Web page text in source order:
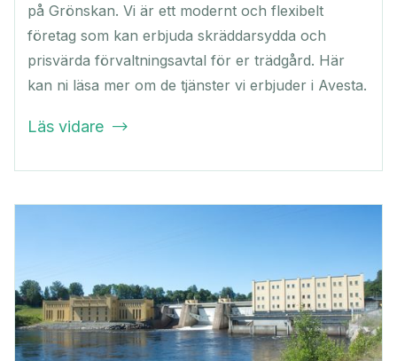
på Grönskan. Vi är ett modernt och flexibelt
företag som kan erbjuda skräddarsydda och
prisvärda förvaltningsavtal för er trädgård. Här
kan ni läsa mer om de tjänster vi erbjuder i Avesta.
Läs vidare 